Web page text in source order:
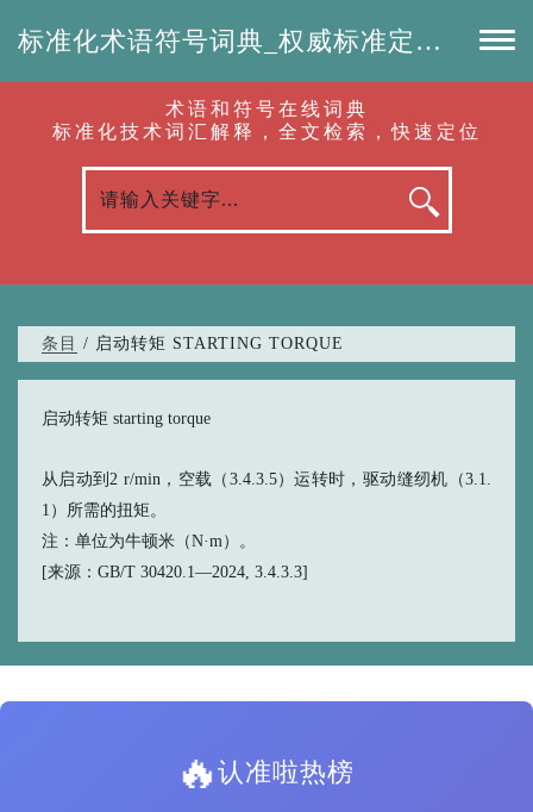
标准化术语符号词典_权威标准定义_专业词汇查询-认准啦（RenZhunLa.com）
术语和符号在线词典
标准化技术词汇解释，全文检索，快速定位
条目 / 启动转矩 STARTING TORQUE
启动转矩 starting torque
从启动到2 r/min，空载（3.4.3.5）运转时，驱动缝纫机（3.1.
1）所需的扭矩。
注：单位为牛顿米（N·m）。
[来源：GB/T 30420.1—2024, 3.4.3.3]
🔥认准啦热榜